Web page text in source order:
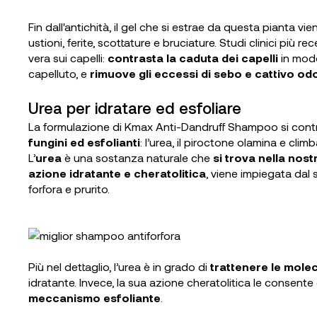
Fin dall'antichità, il gel che si estrae da questa pianta
ustioni, ferite, scottature e bruciature. Studi clinici più
vera sui capelli: contrasta la caduta dei capelli in
capelluto, e rimuove gli eccessi di sebo e cattivo
Urea per idratare ed esfoliare
La formulazione di Kmax Anti-Dandruff Shampoo si
fungini ed esfolianti: l’urea, il piroctone olamina e
L’urea è una sostanza naturale che si trova nella
azione idratante e cheratolitica , viene impiegata
forfora e prurito.
Più nel dettaglio, l’urea è in grado di trattenere le
idratante. Invece, la sua azione cheratolitica le
meccanismo esfoliante